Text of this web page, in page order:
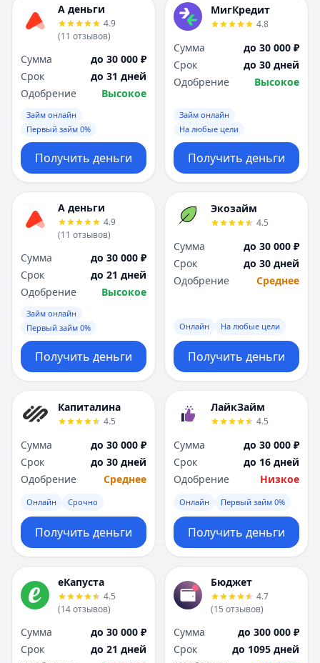
А деньги
4.9
(11 отзывов)
Сумма
до 30 000 ₽
Срок
до 31 дней
Одобрение
Высокое
Займ онлайн
Первый займ 0%
Получить деньги
МигКредит
4.8
Сумма
до 30 000 ₽
Срок
до 30 дней
Одобрение
Высокое
Займ онлайн
На любые цели
Получить деньги
А деньги
4.9
(11 отзывов)
Сумма
до 30 000 ₽
Срок
до 21 дней
Одобрение
Высокое
Займ онлайн
Первый займ 0%
Получить деньги
Экозайм
4.5
Сумма
до 30 000 ₽
Срок
до 30 дней
Одобрение
Среднее
Онлайн На любые цели
Получить деньги
Капиталина
4.5
Сумма
до 30 000 ₽
Срок
до 30 дней
Одобрение
Среднее
Онлайн Срочно
Получить деньги
ЛайкЗайм
4.5
Сумма
до 30 000 ₽
Срок
до 16 дней
Одобрение
Низкое
Онлайн Первый займ 0%
Получить деньги
еКапуста
4.5
(14отзывов)
Сумма
до 30 000 ₽
Срок
до 21 дней
Бюджет
4.7
(15 отзывов)
Сумма
до 300 000 ₽
Срок
до 1095 дней